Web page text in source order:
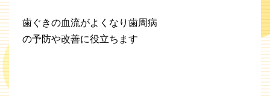
歯ぐきの血流がよくなり歯周病
の予防や改善に役立ちます